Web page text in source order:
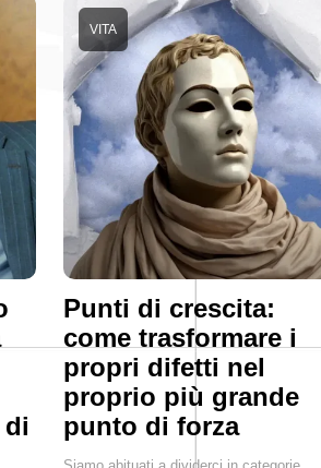
Punti di crescita:
come trasformare i
propri difetti nel
proprio più grande
punto di forza
VITA
Siamo abituati a dividerci in categorie